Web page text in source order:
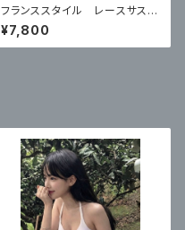
フランススタイル レースサスペ
ンダードレス
¥7,800